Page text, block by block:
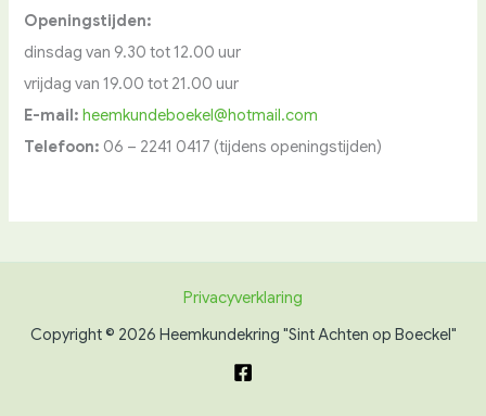
Openingstijden:
dinsdag van 9.30 tot 12.00 uur
vrijdag van 19.00 tot 21.00 uur
E-mail: heemkundeboekel@hotmail.com
Telefoon: 06 – 2241 0417 (tijdens openingstijden)
Privacyverklaring
Copyright © 2026 Heemkundekring "Sint Achten op Boeckel"